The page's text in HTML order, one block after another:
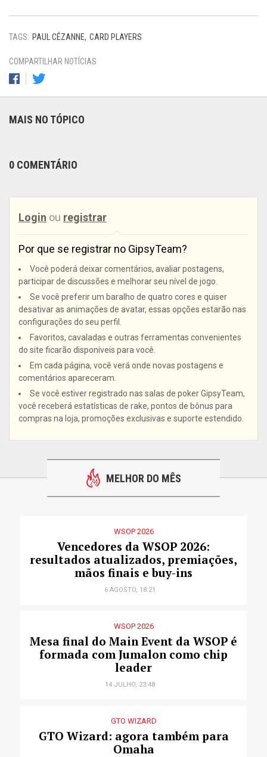
TAGS: PAUL CÉZANNE CARD PLAYERS
COMPARTILHAR NOTÍCIAS
MAIS NO TÓPICO
0 COMENTÁRIO
Login ou registrar
Por que se registrar no GipsyTeam?
Você poderá deixar comentários, avaliar postagens,
participar de discussões e melhorar seu nível de jogo.
Se você preferir um baralho de quatro cores e quiser
desativar as animações de avatar, essas opções estarão nas
configurações do seu perfil.
Favoritos, cavaladas e outras ferramentas convenientes
do site ficarão disponíveis para você.
Em cada página, você verá onde novas postagens e
comentários apareceram.
Se você estiver registrado nas salas de poker GipsyTeam,
você receberá estatísticas de rake, pontos de bônus para
compras na loja, promoções exclusivas e suporte estendido.
MELHOR DO MÊS
WSOP 2026
Vencedores da WSOP 2026:
resultados atualizados, premiações,
mãos finais e buy-ins
6 AGOSTO, 18:21
WSOP 2026
Mesa final do Main Event da WSOP é
formada com Jumalon como chip
leader
14 JULHO, 23:48
GTO WIZARD
GTO Wizard: agora também para
Omaha